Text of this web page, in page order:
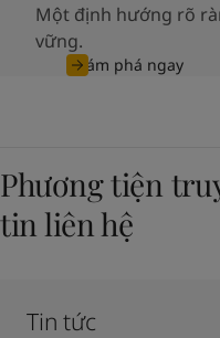
Một định hướng rõ
vững.
Khám phá ngay
Phương tiện
tin liên hệ
Tin tức